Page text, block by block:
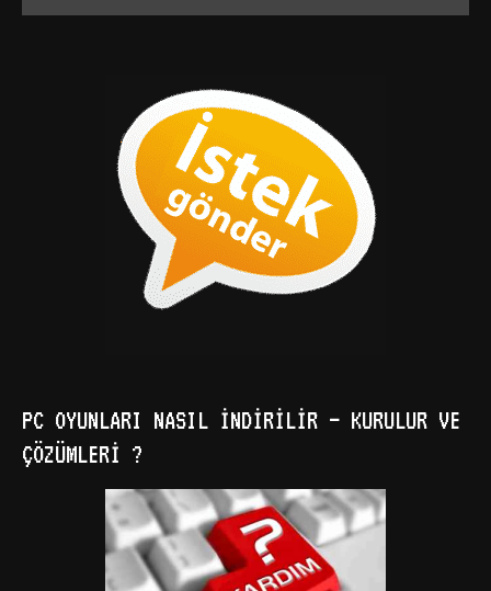
PC OYUNLARI NASIL İNDIRILIR – KURULUR VE
ÇÖZÜMLERI ?